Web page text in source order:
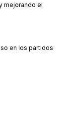
mejorando el
en los partidos